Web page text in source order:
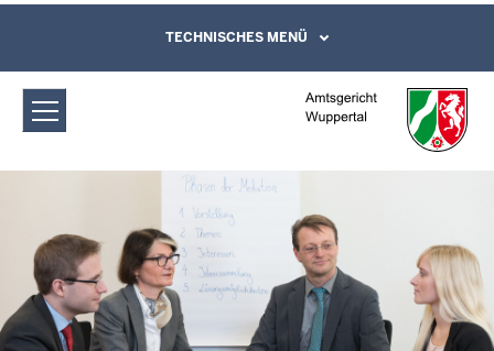
Amtsgericht Wuppertal: Mediation
Direkt zum Inhalt
Leichte Sprache, Gebärdensprachenvideo
und Kontaktformular
TECHNISCHES MENÜ